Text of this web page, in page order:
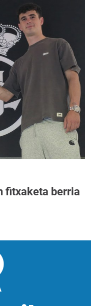
fitxaketa berria